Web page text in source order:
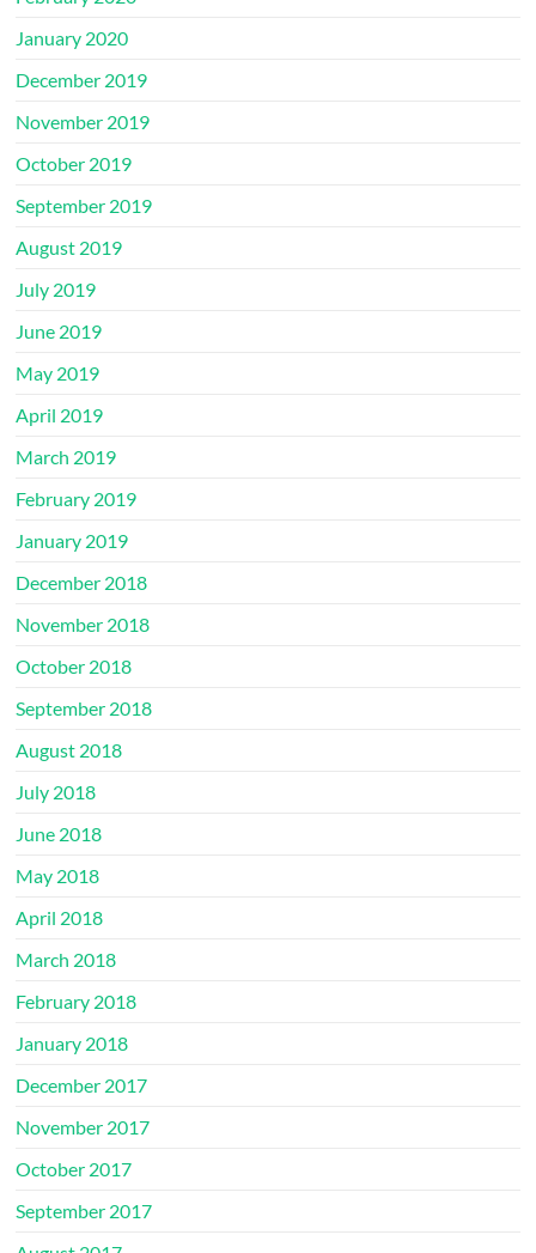
January 2020
December 2019
November 2019
October 2019
September 2019
August 2019
July 2019
June 2019
May 2019
April 2019
March 2019
February 2019
January 2019
December 2018
November 2018
October 2018
September 2018
August 2018
July 2018
June 2018
May 2018
April 2018
March 2018
February 2018
January 2018
December 2017
November 2017
October 2017
September 2017